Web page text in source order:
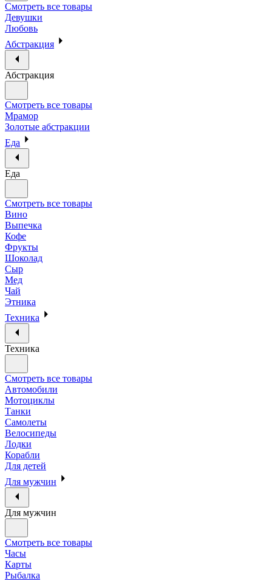
Смотреть все товары
Девушки
Любовь
Абстракция
Абстракция
Смотреть все товары
Мрамор
Золотые абстракции
Еда
Еда
Смотреть все товары
Вино
Выпечка
Кофе
Фрукты
Шоколад
Сыр
Мед
Чай
Этника
Техника
Техника
Смотреть все товары
Автомобили
Мотоциклы
Танки
Самолеты
Велосипеды
Лодки
Корабли
Для детей
Для мужчин
Для мужчин
Смотреть все товары
Часы
Карты
Рыбалка